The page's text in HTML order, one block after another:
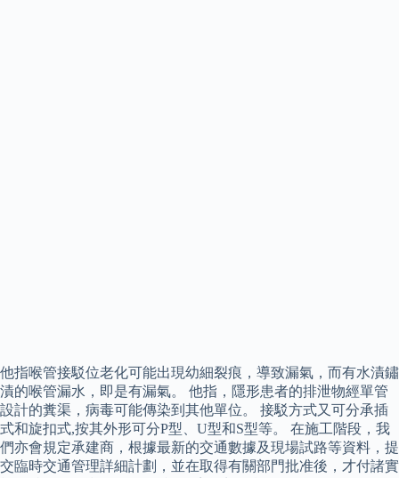
他指喉管接駁位老化可能出現幼細裂痕，導致漏氣，而有水漬鏽
漬的喉管漏水，即是有漏氣。 他指，隱形患者的排泄物經單管
設計的糞渠，病毒可能傳染到其他單位。 接駁方式又可分承插
式和旋扣式,按其外形可分P型、U型和S型等。 在施工階段，我
們亦會規定承建商，根據最新的交通數據及現場試路等資料，提
交臨時交通管理詳細計劃，並在取得有關部門批准後，才付諸實